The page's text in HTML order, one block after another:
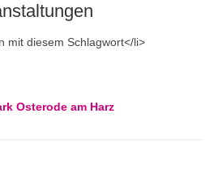
Mitgliedern
mit diesem Schlagwort</li>
Osterode am Harz